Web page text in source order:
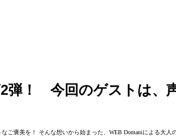
弾！ 今回のゲストは、
褒美を！ そんな想いから始まった、WEB Domaniによる大人